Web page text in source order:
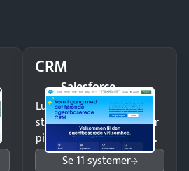
CRM
Salesforce
Luk flere salg med et
struktureret overblik over
pipeline og opfølgninger.
Se 11 systemer